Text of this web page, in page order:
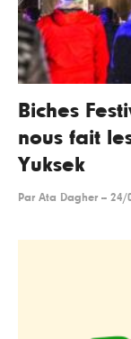
Biches
nous fait
Yuksek
Par Ata Dagher -- 24/